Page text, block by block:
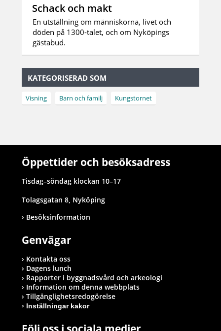
Schack och makt
En utställning om människorna, livet och
döden på 1300-talet, och om Nyköpings
gästabud.
KATEGORISERAD SOM
Visning Barn och familj Kungstornet
Öppettider och besöksadress
Tisdag–söndag klockan 10–17
Tolagsgatan 8, Nyköping
Besöksinformation
Genvägar
Kontakta oss
Dagens lunch
Rapporter i byggnadsvård och arkeologi
Information om denna webbplats
Tillgänglighetsredogörelse
Inställningar kakor